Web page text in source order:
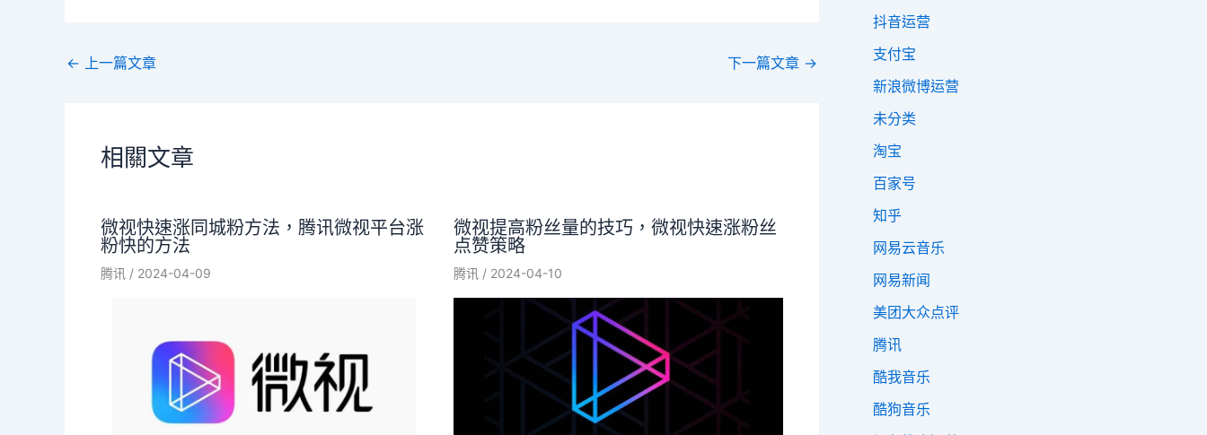
← 上一篇文章 下一篇文章 →
相關文章
微视快速涨同城粉方法，腾讯微视平台涨
粉快的方法
腾讯 / 2024-04-09
微视提高粉丝量的技巧，微视快速涨粉丝
点赞策略
腾讯 / 2024-04-10
抖音运营
支付宝
新浪微博运营
未分类
淘宝
百家号
知乎
网易云音乐
网易新闻
美团大众点评
腾讯
酷我音乐
酷狗音乐